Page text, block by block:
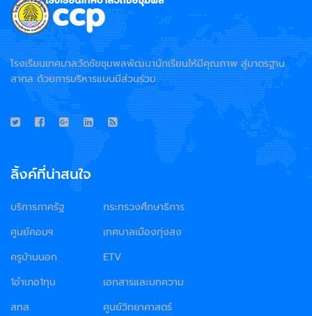
โรงเรียนเทศบาลวัดชัยชุมพลพัฒนานักเรียนให้มีคุณภาพ สู่มาตรฐาน
สากล ด้วยการบริหารแบบมีส่วนร่วม..
ลิ้งค์ที่น่าสนใจ
บริการภาครัฐ
ศูนย์คอมฯ
ครูบ้านนอก
1อำเภอ1ทุน
สทส.
กระทรวงศึกษาธิการ
เทศบาลเมืองทุ่งสง
ETV
เอกสารและบทความ
ศูนย์วิทยาศาสตร์